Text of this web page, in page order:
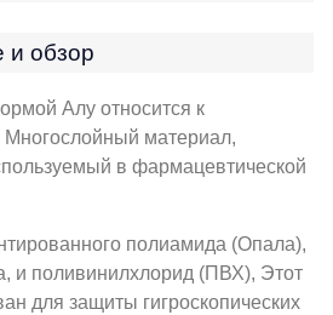
и обзор
Алу относится к
материал,
в фармацевтической
полиамида (Опала),
и поливинилхлорид (ПВХ), Этот
для защиты гигроскопических